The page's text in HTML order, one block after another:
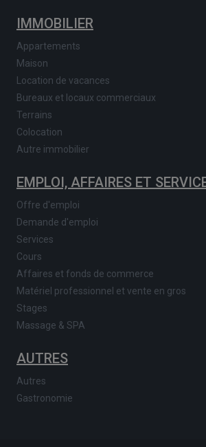
IMMOBILIER
Appartements
Maison
Location de vacances
Bureaux et locaux commerciaux
Terrains
Colocation
Autre immobilier
EMPLOI, AFFAIRES ET
Offre d'emploi
Demande d'emploi
Services
Cours
Affaires et fonds de commerce
Matériel professionnel et vente en gros
Stages
Massage & SPA
AUTRES
Autres
Gastronomie